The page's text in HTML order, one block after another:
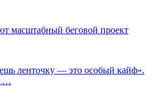
масштабный беговой проект
ленточку — это особый кайф».
…